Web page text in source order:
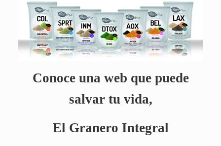
Conoce una web que puede
salvar tu vida,
El Granero Integral